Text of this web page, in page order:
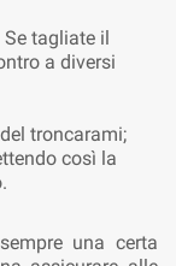
tagliate il
a diversi
troncarami;
così la
una certa